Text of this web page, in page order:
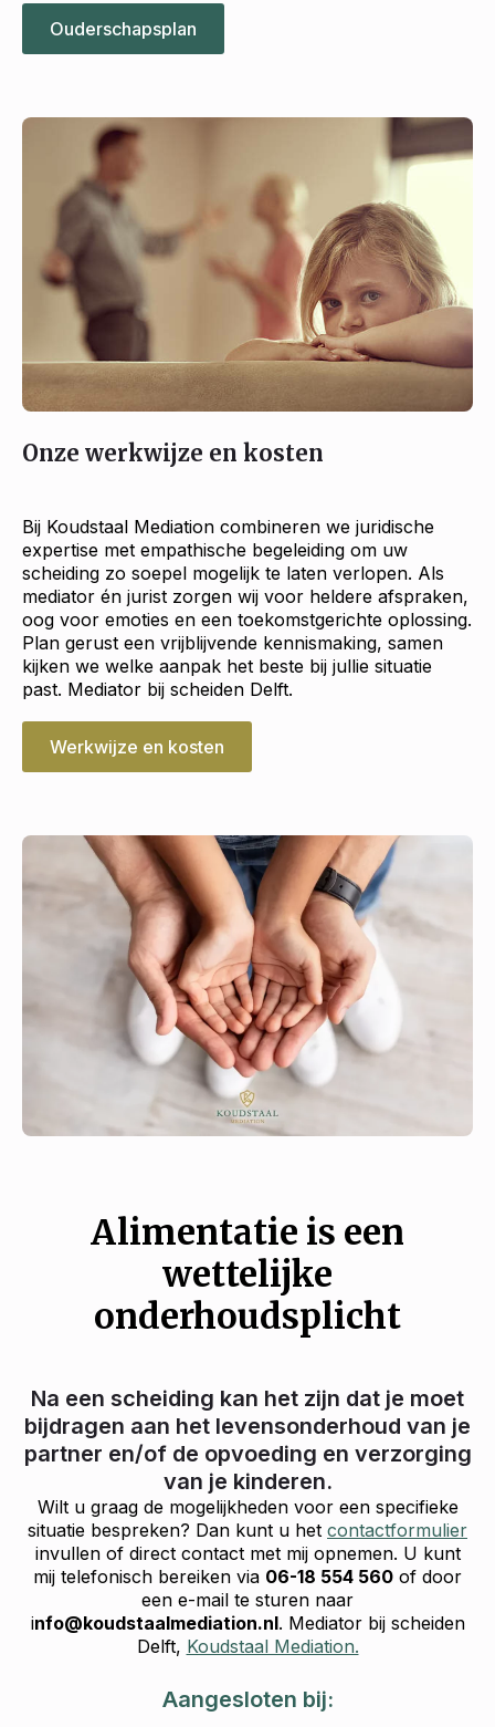
Ouderschapsplan
Onze werkwijze en kosten
Bij Koudstaal Mediation combineren we juridische
expertise met empathische begeleiding om uw
scheiding zo soepel mogelijk te laten verlopen. Als
mediator én jurist zorgen wij voor heldere afspraken,
oog voor emoties en een toekomstgerichte oplossing.
Plan gerust een vrijblijvende kennismaking, samen
kijken we welke aanpak het beste bij jullie situatie
past. Mediator bij scheiden Delft.
Werkwijze en kosten
Alimentatie is een
wettelijke
onderhoudsplicht
Na een scheiding kan het zijn dat je moet
bijdragen aan het levensonderhoud van je
partner en/of de opvoeding en verzorging
van je kinderen.
Wilt u graag de mogelijkheden voor een specifieke
situatie bespreken? Dan kunt u het contactformulier
invullen of direct contact met mij opnemen. U kunt
mij telefonisch bereiken via 06-18 554 560 of door
een e-mail te sturen naar
info@koudstaalmediation.nl. Mediator bij scheiden
Delft, Koudstaal Mediation.
Aangesloten bij: